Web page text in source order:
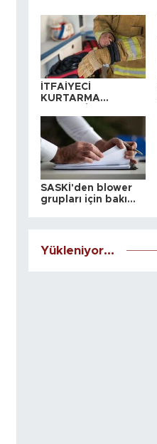
İTFAİYECİ
KURTARMA
ALINACAKTIR
SASKİ'den blower
grupları için bakım
Yükleniyor...